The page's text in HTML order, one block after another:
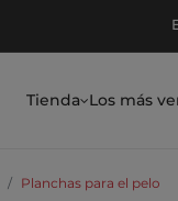
Tienda Los más
Planchas para el pelo